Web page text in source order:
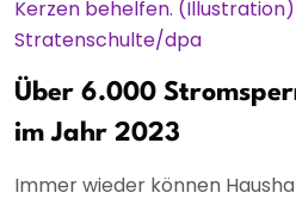
Über 6.000
im Jahr 2023
Immer wieder können